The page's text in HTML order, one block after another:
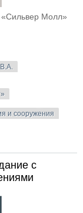
«Сильвер Молл»
и сооружения
с